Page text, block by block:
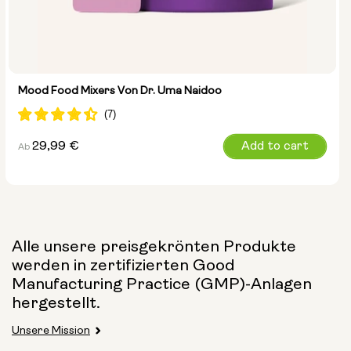
Mood Food Mixers Von Dr. Uma Naidoo
Größe:
Regulärer
Ab 29,99 € Add to cart
Alle unsere preisgekrönten Produkte
werden in zertifizierten Good
Manufacturing Practice (GMP)-Anlagen
hergestellt.
Unsere Mission